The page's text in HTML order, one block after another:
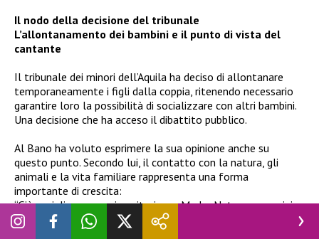
Il nodo della decisione del tribunale
L’allontanamento dei bambini e il punto di vista del
cantante
Il tribunale dei minori dell’Aquila ha deciso di allontanare
temporaneamente i figli dalla coppia, ritenendo necessario
garantire loro la possibilità di socializzare con altri bambini.
Una decisione che ha acceso il dibattito pubblico.
Al Bano ha voluto esprimere la sua opinione anche su
questo punto. Secondo lui, il contatto con la natura, gli
animali e la vita familiare rappresenta una forma
importante di crescita:
“Già socializzare con i genitori, con Madre Natura, con asini,
cavalli e pecore è una grande ricchezza”, ha detto. “Chi può
dire che la vita nei centri urbani sia per forza migliore? I